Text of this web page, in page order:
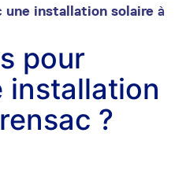
une installation solaire à
pour
installation
?